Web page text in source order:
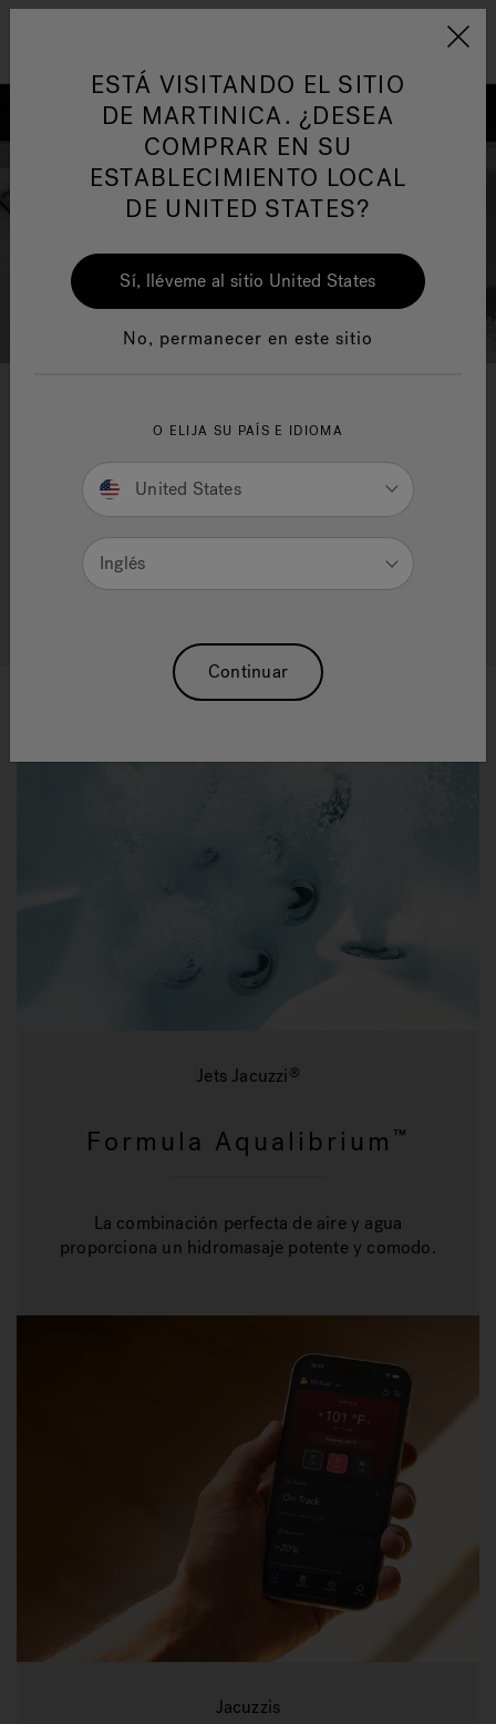
Jacuzzi&reg; Latin
Responsabilidad Social
HIDROMASAJE
innovation
From applications and systems to accessories and
engineering, Jacuzzi
innovation enables you to
Jets Jacuzzi®
Formula Aqualibrium ™
La combinación perfecta de aire y agua
proporciona un hidromasaje potente y comodo.
Jacuzzis
ESTÁ VISITANDO EL SITIO
DE MARTINICA. ¿DESEA
COMPRAR EN SU
ESTABLECIMIENTO LOCAL
DE UNITED STATES?
Sí, lléveme al sitio United States
No, permanecer en este sitio
O ELIJA SU PAÍS E IDIOMA
United States
Inglés
Continuar